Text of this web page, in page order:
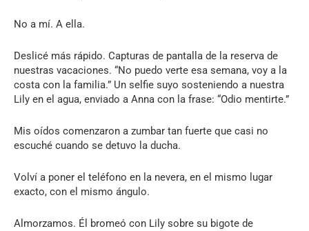
No a mí. A ella.
Deslicé más rápido. Capturas de pantalla de la reserva de
nuestras vacaciones. “No puedo verte esa semana, voy a la
costa con la familia.” Un selfie suyo sosteniendo a nuestra
Lily en el agua, enviado a Anna con la frase: “Odio mentirte.”
Mis oídos comenzaron a zumbar tan fuerte que casi no
escuché cuando se detuvo la ducha.
Volví a poner el teléfono en la nevera, en el mismo lugar
exacto, con el mismo ángulo.
Almorzamos. Él bromeó con Lily sobre su bigote de